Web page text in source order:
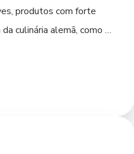
produtos com forte
culinária alemã, como o
produtores também são